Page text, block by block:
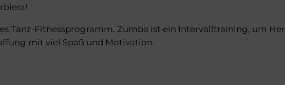
Tanz-Fitnessprogramm. Zumba ist ein Intervalltraining, um
mit viel Spaß und Motivation.